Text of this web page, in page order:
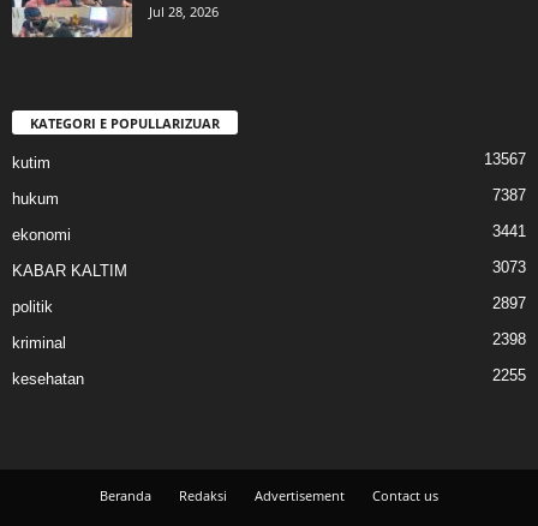
Jul 28, 2026
KATEGORI E POPULLARIZUAR
kutim 13567
hukum 7387
ekonomi 3441
KABAR KALTIM 3073
politik 2897
kriminal 2398
kesehatan 2255
Beranda Redaksi Advertisement
Contact us